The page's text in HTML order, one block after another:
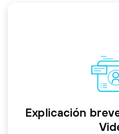
Explicación